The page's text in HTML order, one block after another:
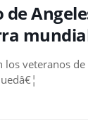
veteranos